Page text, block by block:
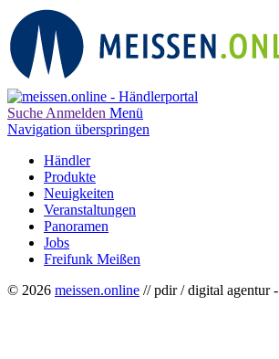
Suche Anmelden Menü
Navigation überspringen
Händler
Produkte
Neuigkeiten
Veranstaltungen
Panoramen
Jobs
Freifunk Meißen
© 2026 meissen.online // pdir / digital agentur -